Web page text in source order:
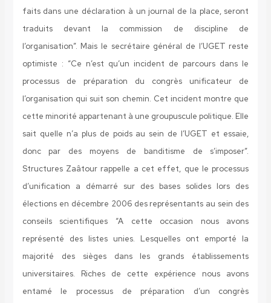
faits dans une déclaration à un journal de la place, seront
traduits devant la commission de discipline de
l’organisation”. Mais le secrétaire général de l’UGET reste
optimiste : “Ce n’est qu’un incident de parcours dans le
processus de préparation du congrès unificateur de
l’organisation qui suit son chemin. Cet incident montre que
cette minorité appartenant à une groupuscule politique. Elle
sait quelle n’a plus de poids au sein de l’UGET et essaie,
donc par des moyens de banditisme de s’imposer”.
StructuresZaâtour rappelle a cet effet, que le processus
d’unification a démarré sur des bases solides lors des
élections en décembre 2006 des représentants au sein des
conseils scientifiques “A cette occasion nous avons
représenté des listes unies. Lesquelles ont emporté la
majorité des sièges dans les grands établissements
universitaires. Riches de cette expérience nous avons
entamé le processus de préparation d’un congrès